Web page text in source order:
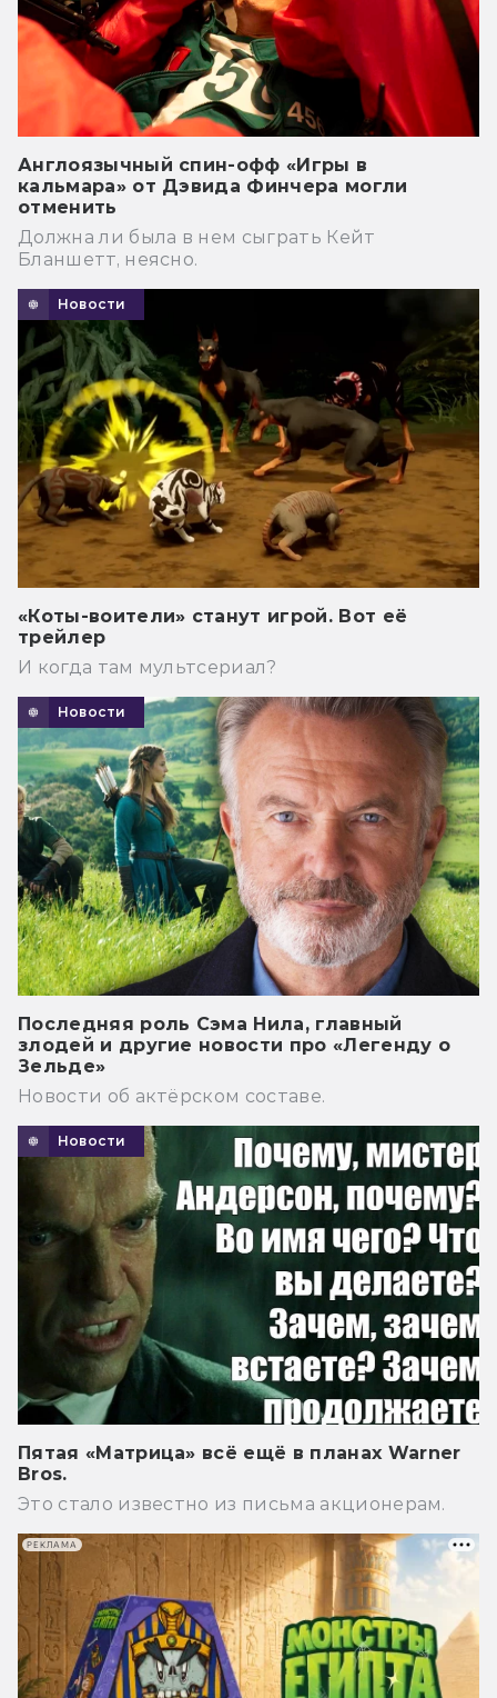
Англоязычный спин-офф «Игры в
кальмара» от Дэвида Финчера могли
отменить
Должна ли была в нем сыграть Кейт
Бланшетт, неясно.
Новости
«Коты-воители» станут игрой. Вот её
трейлер
И когда там мультсериал?
Новости
Последняя роль Сэма Нила, главный
злодей и другие новости про «Легенду о
Зельде»
Новости об актёрском составе.
Новости
Пятая «Матрица» всё ещё в планах Warner
Bros.
Это стало известно из письма акционерам.
РЕКЛАМА